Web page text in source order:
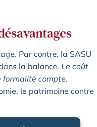
Par contre, la SASU
la balance. Le coût
formalité compte.
le patrimoine contre